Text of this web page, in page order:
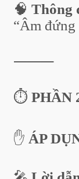
🧠 Thông
“Âm đứng
⸻
⏱️ PHẦN
✋ ÁP